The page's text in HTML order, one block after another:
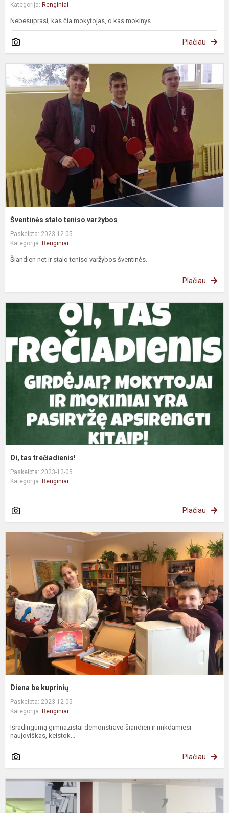
Kategorija: Renginiai
Nebesuprasi, kas čia mokytojas, o kas mokinys ...
Plačiau
Šventinės stalo teniso varžybos
Paskelbta: 2023-12-05
Kategorija: Renginiai
Šiandien net ir stalo teniso varžybos šventinės.
Plačiau
Oi, tas trečiadienis!
Paskelbta: 2023-12-05
Kategorija: Renginiai
Plačiau
Diena be kuprinių
Paskelbta: 2023-12-05
Kategorija: Renginiai
Išradingumą gimnazistai demonstravo šiandien ir rinkdamiesi
naujoviškas, keistok...
Plačiau